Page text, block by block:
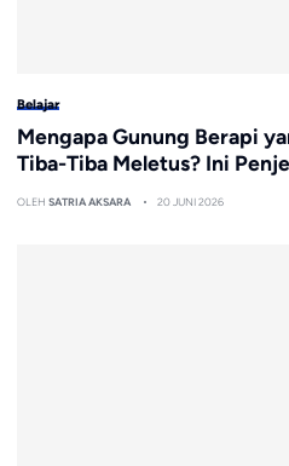
Belajar
Mengapa Gunung Berapi
Tiba-Tiba Meletus? Ini
OLEH SATRIA AKSARA 20 JUNI 2026